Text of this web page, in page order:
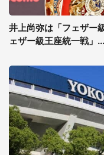
井上尚弥は「フェザー
ェザー級王座統一戦」